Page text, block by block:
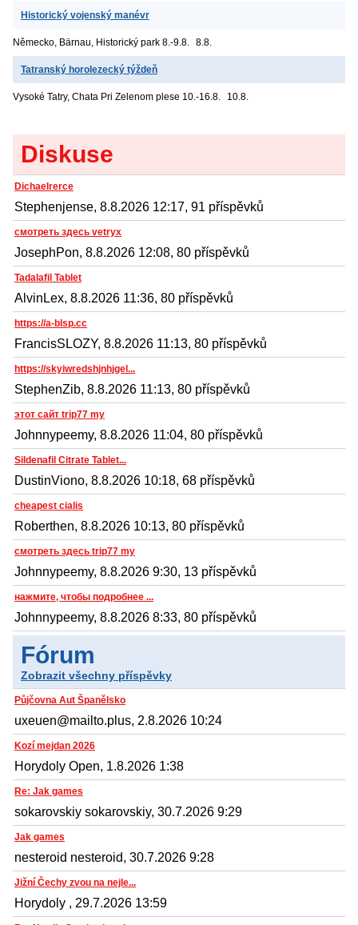
Historický vojenský manévr
Německo, Bärnau, Historický park 8.-9.8. 8.8.
Tatranský horolezecký týždeň
Vysoké Tatry, Chata Pri Zelenom plese 10.-16.8. 10.8.
Diskuse
Dichaelrerce
Stephenjense, 8.8.2026 12:17, 91 příspěvků
смотреть здесь vetryx
JosephPon, 8.8.2026 12:08, 80 příspěvků
Tadalafil Tablet
AlvinLex, 8.8.2026 11:36, 80 příspěvků
https://a-blsp.cc
FrancisSLOZY, 8.8.2026 11:13, 80 příspěvků
https://skyiwredshjnhjgel...
StephenZib, 8.8.2026 11:13, 80 příspěvků
этот сайт trip77 my
Johnnypeemy, 8.8.2026 11:04, 80 příspěvků
Sildenafil Citrate Tablet...
DustinViono, 8.8.2026 10:18, 68 příspěvků
cheapest cialis
Roberthen, 8.8.2026 10:13, 80 příspěvků
смотреть здесь trip77 my
Johnnypeemy, 8.8.2026 9:30, 13 příspěvků
нажмите, чтобы подробнее ...
Johnnypeemy, 8.8.2026 8:33, 80 příspěvků
Fórum
Zobrazit všechny příspěvky
Půjčovna Aut Španělsko
uxeuen@mailto.plus, 2.8.2026 10:24
Kozí mejdan 2026
Horydoly Open, 1.8.2026 1:38
Re: Jak games
sokarovskiy sokarovskiy, 30.7.2026 9:29
Jak games
nesteroid nesteroid, 30.7.2026 9:28
Jižní Čechy zvou na nejle...
Horydoly , 29.7.2026 13:59